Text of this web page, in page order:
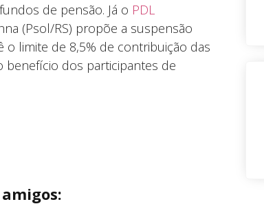
de pensão. Já o PDL
(Psol/RS) propõe a suspensão
o limite de 8,5% de contribuição das
benefício dos participantes de